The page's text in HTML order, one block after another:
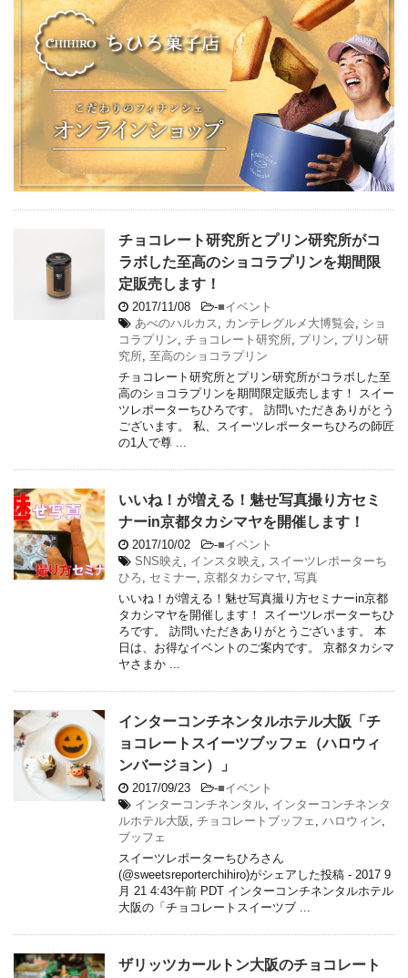
チョコレート研究所とプリン研究所がコ
ラボした至高のショコラプリンを期間限
定販売します！
2017/11/08 -■イベント
あべのハルカス , カンテレグルメ大博覧会, ショ
コラプリン, チョコレート研究所, プリン, プリン研
究所, 至高のショコラプリン
チョコレート研究所とプリン研究所がコラボした至
高のショコラプリンを期間限定販売します！ スイー
ツレポーターちひろです。 訪問いただきありがとう
ございます。 私、スイーツレポーターちひろの師匠
の1人で尊 ...
いいね！が増える！魅せ写真撮り方セミ
ナーin京都タカシマヤを開催します！
2017/10/02 -■イベント
SNS映え , インスタ映え , スイーツレポーターち
ひろ , セミナー, 京都タカシマヤ, 写真
いいね！が増える！魅せ写真撮り方セミナーin京都
タカシマヤを開催します！ スイーツレポーターちひ
ろです。 訪問いただきありがとうございます。 本
日は、お得なイベントのご案内です。 京都タカシマ
ヤさまか ...
インターコンチネンタルホテル大阪「チ
ョコレートスイーツブッフェ（ハロウィ
ンバージョン）」
2017/09/23 -■イベント
インターコンチネンタル, インターコンチネンタ
ルホテル大阪 , チョコレートブッフェ , ハロウィン,
ブッフェ
スイーツレポーターちひろさん
(@sweetsreporterchihiro)がシェアした投稿 - 2017 9
月 21 4:43午前 PDT インターコンチネンタルホテル
大阪の「チョコレートスイーツブ ...
ザリッツカールトン大阪のチョコレート